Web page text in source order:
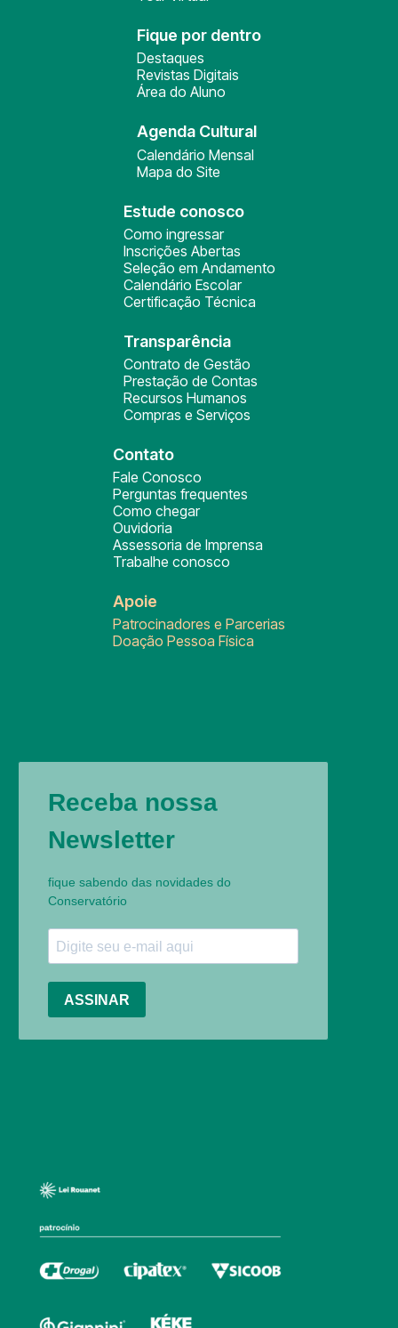
Fique por dentro
Destaques
Revistas Digitais
Área do Aluno
Agenda Cultural
Calendário Mensal
Mapa do Site
Estude conosco
Como ingressar
Inscrições Abertas
Seleção em Andamento
Calendário Escolar
Certificação Técnica
Transparência
Contrato de Gestão
Prestação de Contas
Recursos Humanos
Compras e Serviços
Contato
Fale Conosco
Perguntas frequentes
Como chegar
Ouvidoria
Assessoria de Imprensa
Trabalhe conosco
Apoie
Patrocinadores e Parcerias
Doação Pessoa Física